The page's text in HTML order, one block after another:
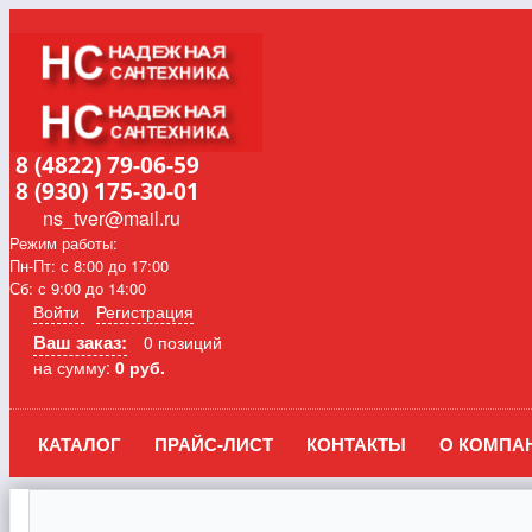
8 (4822) 79-06-59
8 (930) 175-30-01
ns_tver@mail.ru
Режим работы:
Пн-Пт: с 8:00 до 17:00
Сб: с 9:00 до 14:00
Войти Регистрация
Ваш заказ:
0 позиций
на сумму: 0 руб.
КАТАЛОГ ПРАЙС-ЛИСТ КОНТАКТЫ О